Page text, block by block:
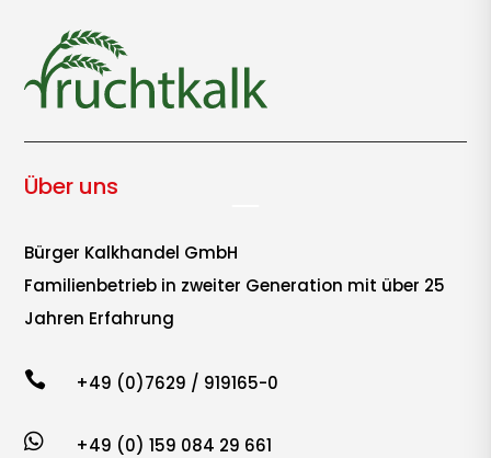
Über uns
Bürger Kalkhandel GmbH
Familienbetrieb in zweiter Generation mit über 25
Jahren Erfahrung
 +49 (0)7629 / 919165-0
 +49 (0) 159 084 29 661